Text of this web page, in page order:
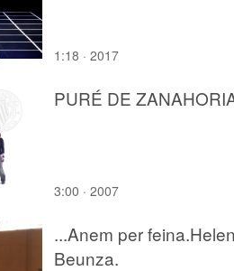
1:18 · 2017
PURÉ DE
3:00 · 2007
...Anem per
Beunza.